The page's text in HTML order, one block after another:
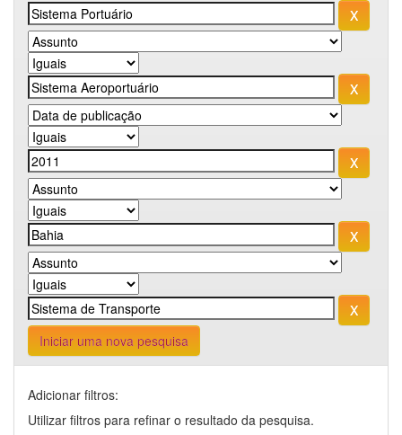
Iniciar uma nova pesquisa
Adicionar filtros:
Utilizar filtros para refinar o resultado da pesquisa.